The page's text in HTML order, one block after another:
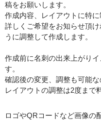
稿をお願いします。
作成内容、レイアウトに特に
詳しくご希望をお知らせ頂
うに調整して作成します。
作成前に名刺の出来上がり
す。
確認後の変更、調整も可能な
レイアウトの調整は2度まで
ロゴやQRコードなど画像の